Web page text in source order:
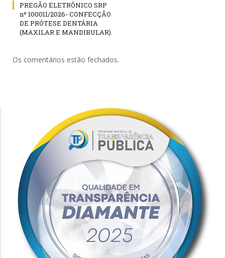
PREGÃO ELETRÔNICO SRP
nº 100011/2026- CONFECÇÃO
DE PRÓTESE DENTÁRIA
(MAXILAR E MANDIBULAR).
Os comentários estão fechados.